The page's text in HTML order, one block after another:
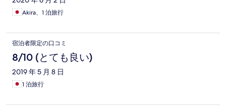
Akira、1 泊旅行
宿泊者限定の口コミ
8/10 (とても良い)
2019 年 5 月 8 日
1 泊旅行